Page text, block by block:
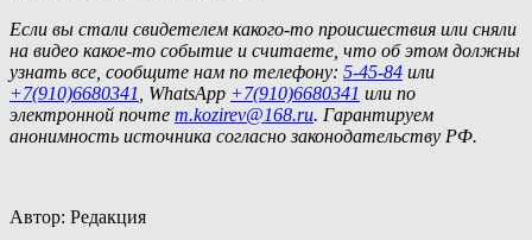
Если вы стали свидетелем какого-то происшествия или сняли
на видео какое-то событие и считаете, что об этом должны
узнать все, сообщите нам по телефону: 5-45-84 или
+7(910)6680341
, WhatsApp +7(910)6680341 или по
электронной почте m.kozirev@168.ru. Гарантируем
анонимность источника согласно законодательству РФ.
Автор: Редакция